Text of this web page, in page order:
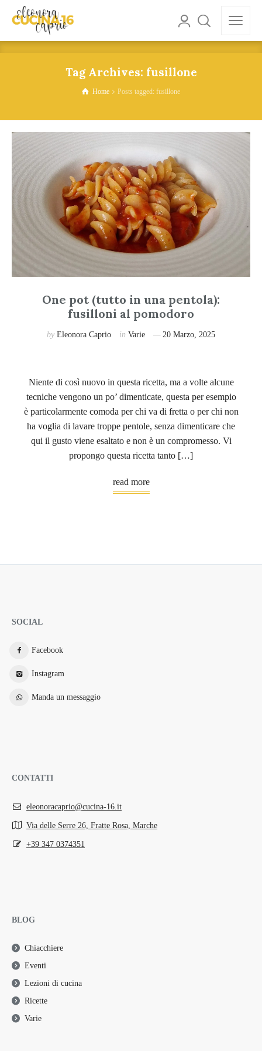
Tag Archives: fusillone
Home Posts tagged: fusillone
One pot (tutto in una pentola):
fusilloni al pomodoro
by Eleonora Caprio in Varie 20 Marzo, 2025
Niente di così nuovo in questa ricetta, ma a volte alcune
tecniche vengono un po’ dimenticate, questa per esempio
è particolarmente comoda per chi va di fretta o per chi non
ha voglia di lavare troppe pentole, senza dimenticare che
qui il gusto viene esaltato e non è un compromesso. Vi
propongo questa ricetta tanto […]
read more
SOCIAL
Facebook
Instagram
Manda un messaggio
CONTATTI
eleonoracaprio@cucina-16.it
Via delle Serre 26, Fratte Rosa, Marche
+39 347 0374351
BLOG
Chiacchiere
Eventi
Lezioni di cucina
Ricette
Varie